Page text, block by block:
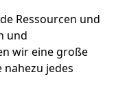
Ressourcen und
und
wir eine große
jedes